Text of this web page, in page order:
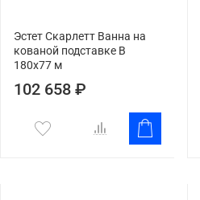
Эстет Скарлетт Ванна на
кованой подставке B
180х77 м
102 658 ₽